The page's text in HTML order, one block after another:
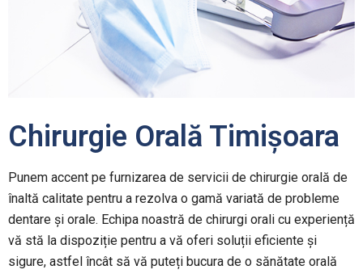
Chirurgie Orală Timișoara
Punem accent pe furnizarea de servicii de chirurgie orală de
înaltă calitate pentru a rezolva o gamă variată de probleme
dentare și orale. Echipa noastră de chirurgi orali cu experiență
vă stă la dispoziție pentru a vă oferi soluții eficiente și
sigure, astfel încât să vă puteți bucura de o sănătate orală